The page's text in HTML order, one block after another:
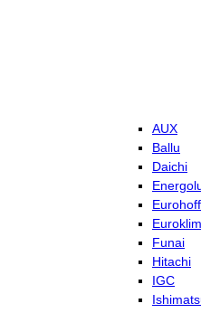
AUX
Ballu
Daichi
Eurohoff
Funai
Hitachi
IGC